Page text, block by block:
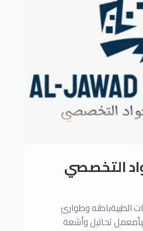
التخصصي
الطبيةباطنه وطوارئ